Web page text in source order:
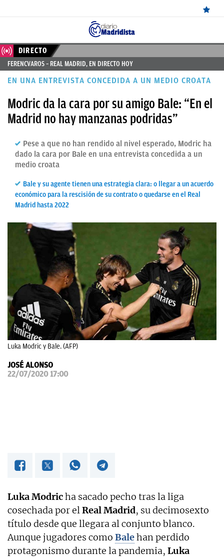
ÚLTIMAS
NOTICIAS
MADRID
BALONCESTO
CANTERA
FICHAJES
DIRECTO
FEMENINO
OKDIARIO
DIRECTO
FERENCVAROS – REAL MADRID, EN DIRECTO HOY
EN UNA ENTREVISTA CONCEDIDA A UN MEDIO CROATA
Modric da la cara por su amigo Bale: “En el
Madrid no hay manzanas podridas”
Pese a que no han rendido al nivel esperado, Modric ha
dado la cara por Bale en una entrevista concedida a un
medio croata
Bale y su agente tienen una estrategia clara: o llegar a un acuerdo
económico para la rescisión de su contrato o quedarse en el Real
Madrid hasta 2022
Luka Modric y Bale. (AFP)
JOSÉ ALONSO
22/07/2020 17:00
Luka Modricha sacado pecho tras la liga
cosechada por elReal Madrid, su decimosexto
título desde que llegara al conjunto blanco.
Aunque jugadores como Balehan perdido
protagonismo durante la pandemia, Luka